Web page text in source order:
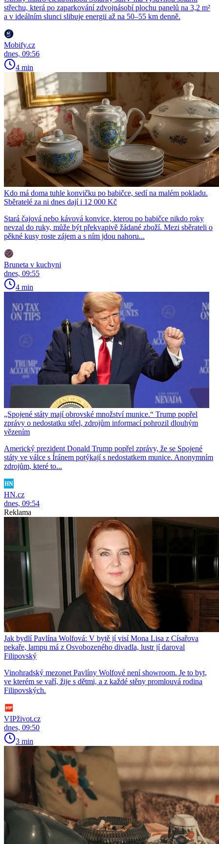
střechu, která po zaparkování zdvojnásobí plochu panelů na 3,2 m²
a v ideálním slunci slibuje energii až na 50–55 km denně.
Mobify.cz
dnes, 09:56
4 min
Kdo má doma tuhle konvičku po babičce, sedí na malém pokladu.
Sběratelé za ni dnes dají i 12 000 Kč
Stará čajová nebo kávová konvice, kterou po babičce nikdo roky
nevzal do ruky, může být překvapivě žádané zboží. Mezi sběrateli o
pěkné kusy roste zájem a s ním jdou nahoru...
Bruneta v kuchyni
dnes, 09:55
4 min
„Spojené státy mají obrovské množství munice.“ Trump popřel
zprávy o nedostatku střel, zdrojům informací pohrozil dlouhým
vězením
Americký prezident Donald Trump popřel zprávy, že se Spojené
státy ve válce s Íránem potýkají s nedostatkem munice. Anonymním
zdrojům, které to...
HN.cz
dnes, 09:54
Reklama
Jak bydlí Pavlína Wolfová: V bytě jí visí Mona Lisa z Císařova
pekaře, lampu má z Osvobozeného divadla, lustr jí daroval
Filipovský
Vinohradský mezonet Pavlíny Wolfové není showroom. Je to byt,
ve kterém se vaří, žije s dětmi, a z každé stěny promlouvá rodina
Filipovských.
VIPživot.cz
dnes, 09:50
3 min